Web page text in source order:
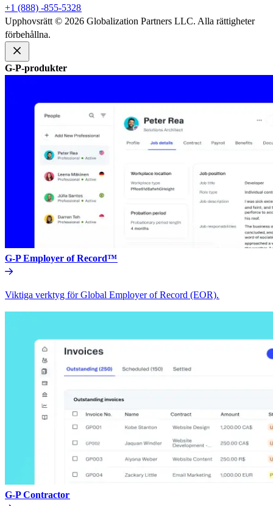
+1 (888) -855-5328​​
Upphovsrätt © 2026 Globalization Partners LLC. Alla rättigheter
förbehållna.​​
G-P-produkter​​
G-P Employer of Record™​​
Viktiga verktyg för Global Employer of Record (EOR).​​
G-P Contractor​​